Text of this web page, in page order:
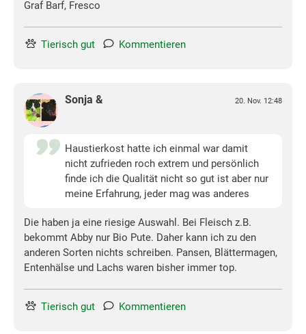
Graf Barf, Fresco
Tierisch gut Kommentieren
Sonja & 20. Nov. 12:48
Haustierkost hatte ich einmal war damit
nicht zufrieden roch extrem und persönlich
finde ich die Qualität nicht so gut ist aber nur
meine Erfahrung, jeder mag was anderes
Die haben ja eine riesige Auswahl. Bei Fleisch z.B.
bekommt Abby nur Bio Pute. Daher kann ich zu den
anderen Sorten nichts schreiben. Pansen, Blättermagen,
Entenhälse und Lachs waren bisher immer top.
Tierisch gut Kommentieren